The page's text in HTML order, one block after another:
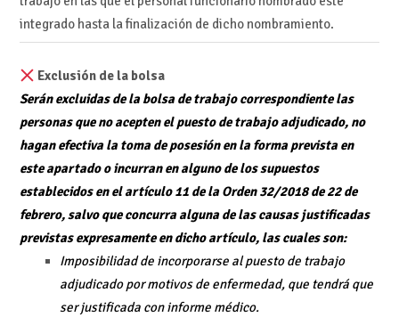
integrado hasta la finalización de dicho nombramiento.
Exclusión de la bolsa
Serán excluidas de la bolsa de trabajo correspondiente las
personas que no acepten el puesto de trabajo adjudicado, no
hagan efectiva la toma de posesión en la forma prevista en
este apartado o incurran en alguno de los supuestos
establecidos en el artículo 11 de la Orden 32/2018 de 22 de
febrero, salvo que concurra alguna de las causas justificadas
previstas expresamente en dicho artículo, las cuales son:
Imposibilidad de incorporarse al puesto de trabajo
adjudicado por motivos de enfermedad, que tendrá que
ser justificada con informe médico.